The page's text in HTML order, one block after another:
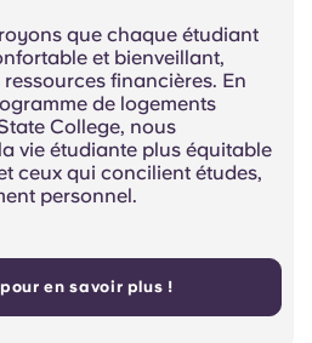
que chaque étudiant
et bienveillant,
financières. En
de logements
College, nous
vie étudiante plus équitable
ceux qui concilient études,
personnel.
en savoir plus !